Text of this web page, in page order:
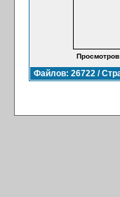
Файлов: 26722 /